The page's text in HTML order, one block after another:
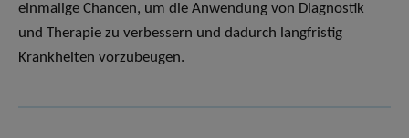
einmalige Chancen, um die Anwendung von Diagnostik
und Therapie zu verbessern und dadurch langfristig
Krankheiten vorzubeugen.